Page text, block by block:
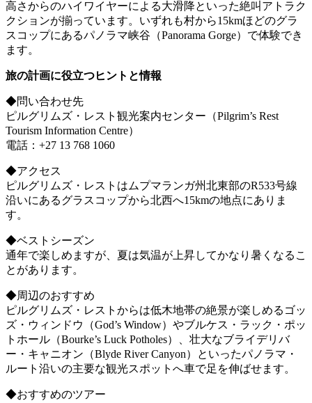
高さからのハイワイヤーによる大滑降といった絶叫アトラク
クションが揃っています。いずれも村から15kmほどのグラ
スコップにあるパノラマ峡谷（Panorama Gorge）で体験でき
ます。
旅の計画に役立つヒントと情報
◆問い合わせ先
ピルグリムズ・レスト観光案内センター（Pilgrim’s Rest
Tourism Information Centre）
電話：+27 13 768 1060
◆アクセス
ピルグリムズ・レストはムプマランガ州北東部のR533号線
沿いにあるグラスコップから北西へ15kmの地点にありま
す。
◆ベストシーズン
通年で楽しめますが、夏は気温が上昇してかなり暑くなるこ
とがあります。
◆周辺のおすすめ
ピルグリムズ・レストからは低木地帯の絶景が楽しめるゴッ
ズ・ウィンドウ（God’s Window）やブルケス・ラック・ポッ
トホール（Bourke’s Luck Potholes）、壮大なブライデリバ
ー・キャニオン（Blyde River Canyon）といったパノラマ・
ルート沿いの主要な観光スポットへ車で足を伸ばせます。
◆おすすめのツアー